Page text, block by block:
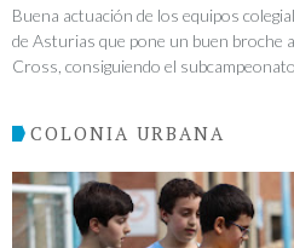
Buena actuación de los equipos
de Asturias que pone un buen broche
Cross, consiguiendo el
COLONIA URBANA